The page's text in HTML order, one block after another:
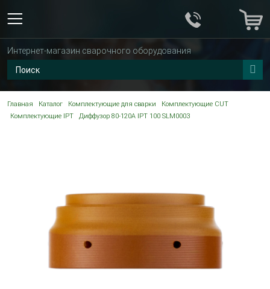
Интернет-магазин сварочного оборудования
Главная Каталог Комплектующие для сварки
Комплектующие CUT
Комплектующие IPT
Диффузор 80-120A IPT 100 SLM0003